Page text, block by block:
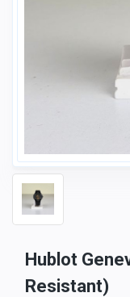
Hublot
Resistant)